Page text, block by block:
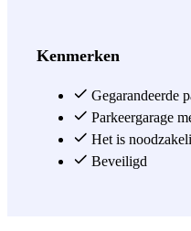
must leave your car keys.
Kenmerken
Gegarandeerde
Parkeergarage
Het is
Beveiligd